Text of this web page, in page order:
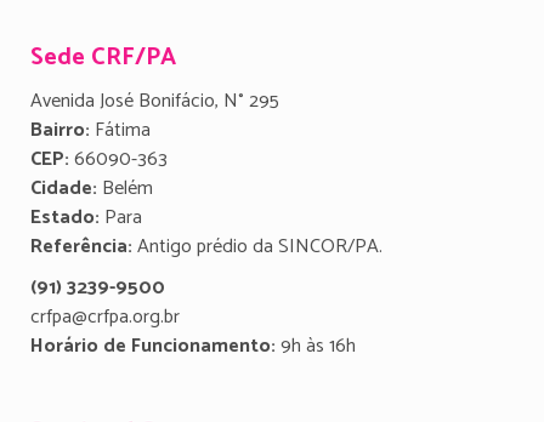
Sede CRF/PA
Avenida José Bonifácio, N° 295
Bairro: Fátima
CEP:66090-363
Cidade: Belém
Estado: Para
Referência:Antigo prédio da SINCOR/PA.
(91) 3239-9500
crfpa@crfpa.org.br
Horário de Funcionamento:9h às 16h